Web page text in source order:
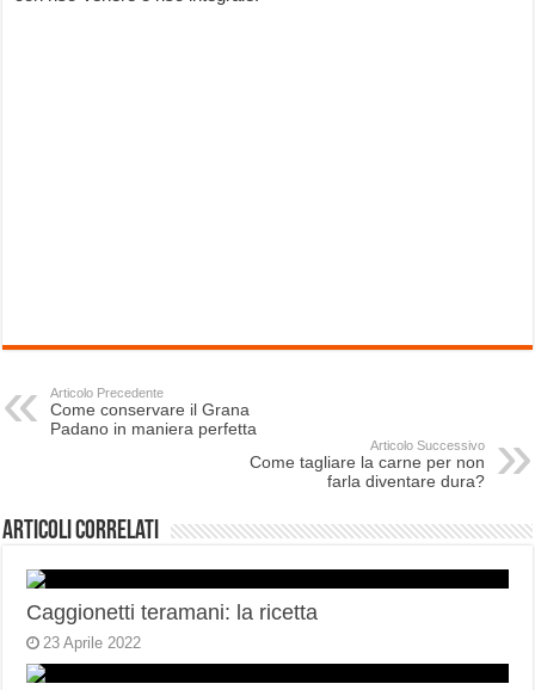
Articolo Precedente
Come conservare il Grana
Padano in maniera perfetta
Articolo Successivo
Come tagliare la carne per non
farla diventare dura?
Articoli correlati
Caggionetti teramani: la ricetta
23 Aprile 2022